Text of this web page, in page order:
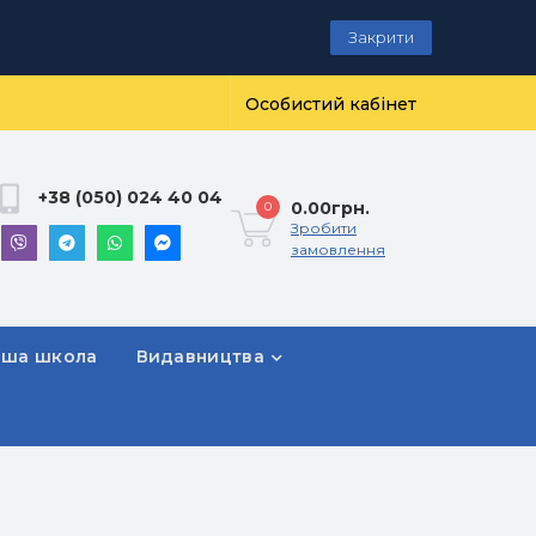
Закрити
Особистий кабінет
+38 (050) 024 40 04 0 0.00грн.
Зробити
замовлення
школа Видавництва